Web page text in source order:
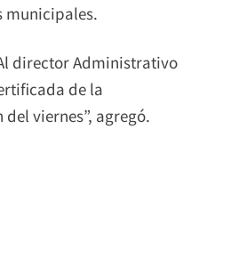
municipales.
director Administrativo
de la
viernes”, agregó.